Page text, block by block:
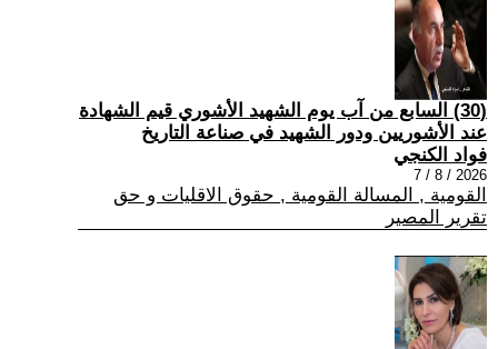
(30) السابع من آب يوم الشهيد الأشوري قيم الشهادة
عند الأشوريين ودور الشهيد في صناعة التاريخ
فواد الكنجي
2026 / 8 / 7
القومية , المسالة القومية , حقوق الاقليات و حق
تقرير المصير